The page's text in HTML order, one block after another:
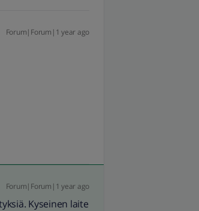
Forum|Forum|1 year ago
Forum|Forum|1 year ago
Kyseinen laite